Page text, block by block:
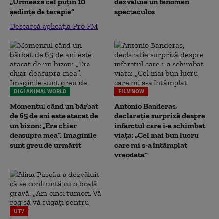
ședințe de terapie”
Descarcă aplicația Pro FM
spectaculos
DIGI ANIMAL WORLD
Momentul când un bărbat
de 65 de ani este atacat de
un bizon: „Era chiar
deasupra mea”. Imaginile
sunt greu de urmărit
FILM NOW
Antonio Banderas,
declarație surpriză despre
infarctul care i-a schimbat
viața: „Cel mai bun lucru
care mi s-a întâmplat
vreodată”
UTV